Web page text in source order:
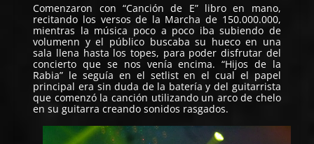
Comenzaron con “Canción de E” libro en mano,
recitando los versos de la Marcha de 150.000.000,
mientras la música poco a poco iba subiendo de
volumenn y el público buscaba su hueco en una
sala llena hasta los topes, para poder disfrutar del
concierto que se nos venía encima. “Hijos de la
Rabia” le seguía en el setlist en el cual el papel
principal era sin duda de la batería y del guitarrista
que comenzó la canción utilizando un arco de chelo
en su guitarra creando sonidos rasgados.